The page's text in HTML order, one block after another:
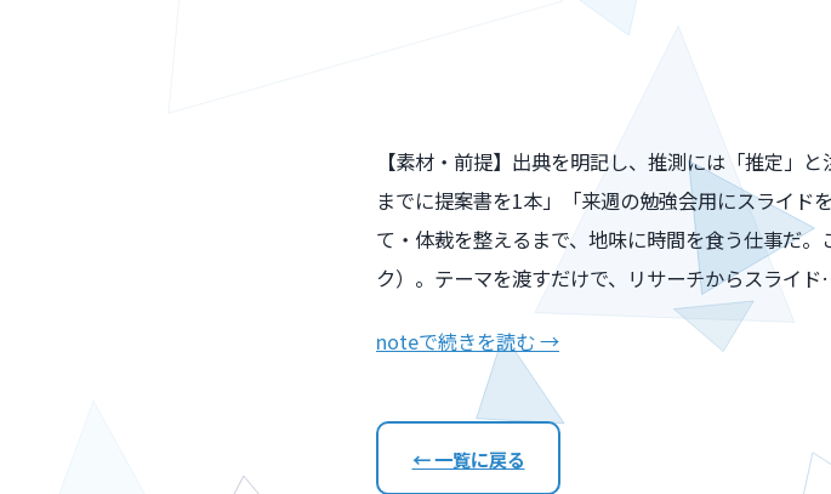
【素材・前提】出典を明記し、推測には「推定」
までに提案書を1本」「来週の勉強会用にスライ
て・体裁を整えるまで、地味に時間を食う仕事だ
ク）。テーマを渡すだけで、リサーチからスライ
noteで続きを読む →
← 一覧に戻る